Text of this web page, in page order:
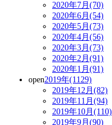
2020年7月(70)
2020年6月(54)
2020年5月(73)
2020年4月(56)
2020年3月(73)
2020年2月(91)
2020年1月(91)
open2019年(1129)
2019年12月(82)
2019年11月(94)
2019年10月(110)
2019年9月(90)